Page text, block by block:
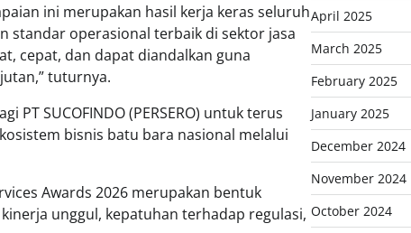
ini merupakan hasil kerja keras seluruh
standar operasional terbaik di sektor jasa
cepat, dan dapat diandalkan guna
tuturnya.
SUCOFINDO (PERSERO) untuk terus
bisnis batu bara nasional melalui
Awards 2026 merupakan bentuk
unggul, kepatuhan terhadap regulasi,
April 2025
March 2025
February 2025
January 2025
December 2024
November 2024
October 2024